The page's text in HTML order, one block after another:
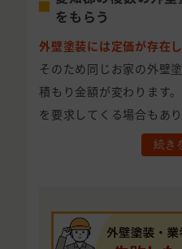
をもらう
外壁塗装には定価が存在し
そのため同じお家の外壁
積もり金額が変わります
を要求してくる場合もあり
続き